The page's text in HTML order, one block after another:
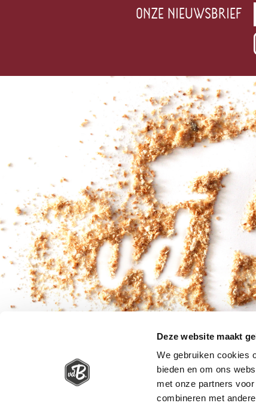
Deze website maakt
We gebruiken cookies
bieden en om ons
met onze partners
combineren met
ONZE NIEUWSBRIEF